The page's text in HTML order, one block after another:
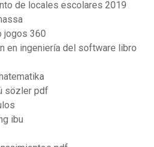
de locales escolares 2019
jogos 360
en ingeniería del software libro
sözler pdf
ibu